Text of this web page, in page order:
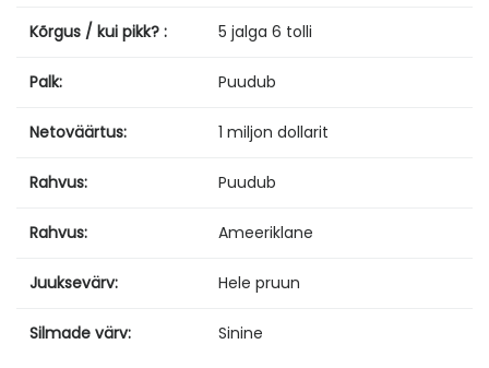
Kõrgus / kui pikk? : 5 jalga 6 tolli
Palk: Puudub
Netoväärtus: 1 miljon dollarit
Rahvus: Puudub
Rahvus: Ameeriklane
Juuksevärv: Hele pruun
Silmade värv: Sinine